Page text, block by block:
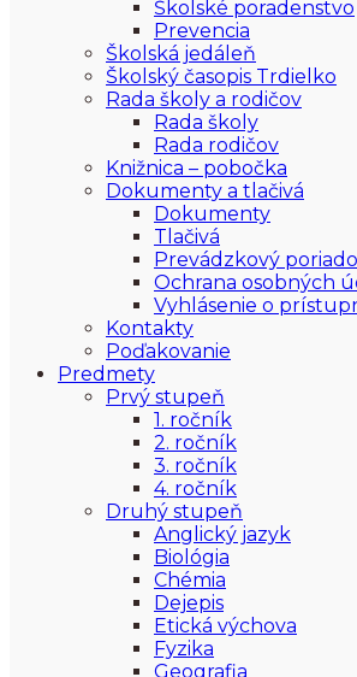
Školské poradenstvo
Prevencia
Školská jedáleň
Školský časopis Trdielko
Rada školy a rodičov
Rada školy
Rada rodičov
Knižnica – pobočka
Dokumenty a tlačivá
Dokumenty
Tlačivá
Prevádzkový
Ochrana osobných
Vyhlásenie o
Kontakty
Poďakovanie
Predmety
Prvý stupeň
1. ročník
2. ročník
3. ročník
4. ročník
Druhý stupeň
Anglický jazyk
Biológia
Chémia
Dejepis
Etická výchova
Fyzika
Geografia